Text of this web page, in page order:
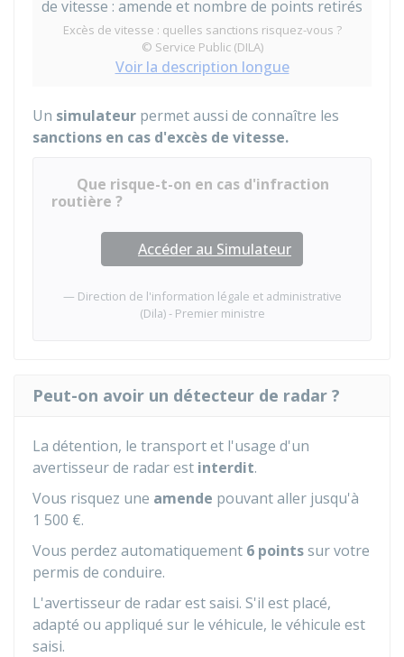
Excès de vitesse : quelles sanctions risquez-vous ?
© Service Public (DILA)
Voir la description longue
Un simulateur permet aussi de connaître les
sanctions en cas d'excès de vitesse.
Que risque-t-on en cas d'infraction
routière ?
Accéder au Simulateur
Direction de l'information légale et administrative
(Dila) - Premier ministre
Peut-on avoir un détecteur de radar ?
La détention, le transport et l'usage d'un
avertisseur de radar est interdit.
Vous risquez une amende pouvant aller jusqu'à
1 500 €.
Vous perdez automatiquement 6 pointssur votre
permis de conduire.
L'avertisseur de radar est saisi. S'il est placé,
adapté ou appliqué sur le véhicule, le véhicule est
saisi.